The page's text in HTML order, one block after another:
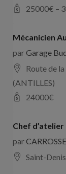
25000€ –
Mécanicien
parGarage
Route de
(ANTILLES)
24000€
Chef
par
Saint-